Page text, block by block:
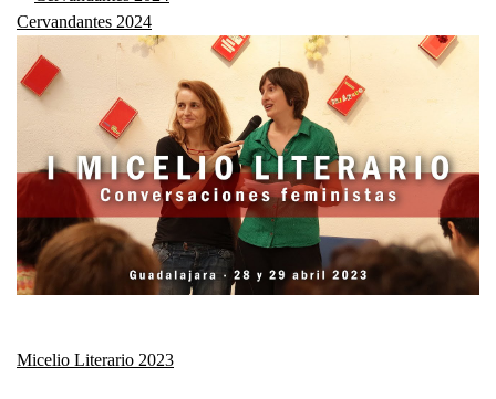
Cervandantes 2024
Micelio Literario 2023